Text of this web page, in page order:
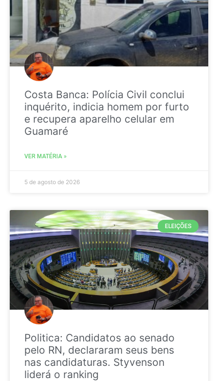
Costa Banca: Polícia Civil conclui
inquérito, indicia homem por furto
e recupera aparelho celular em
Guamaré
VER MATÉRIA »
5 de agosto de 2026
ELEIÇÕES
Politica: Candidatos ao senado
pelo RN, declararam seus bens
nas candidaturas. Styvenson
liderá o ranking